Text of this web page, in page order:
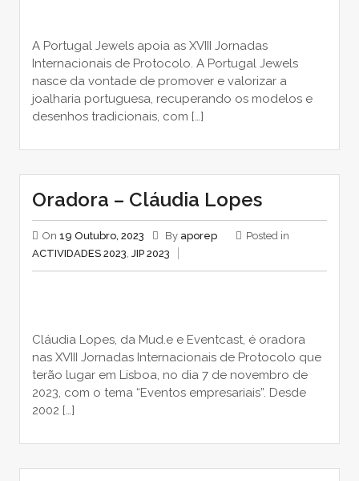
A Portugal Jewels apoia as XVIII Jornadas
Internacionais de Protocolo. A Portugal Jewels
nasce da vontade de promover e valorizar a
joalharia portuguesa, recuperando os modelos e
desenhos tradicionais, com […]
Oradora – Cláudia Lopes
On 19 Outubro, 2023 By aporep
Posted in
ACTIVIDADES 2023 JIP 2023
Cláudia Lopes, da Mud.e e Eventcast, é oradora
nas XVIII Jornadas Internacionais de Protocolo que
terão lugar em Lisboa, no dia 7 de novembro de
2023, com o tema “Eventos empresariais”. Desde
2002 […]